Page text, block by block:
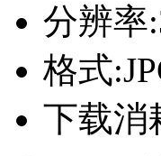
分辨率:
格式:
下载消